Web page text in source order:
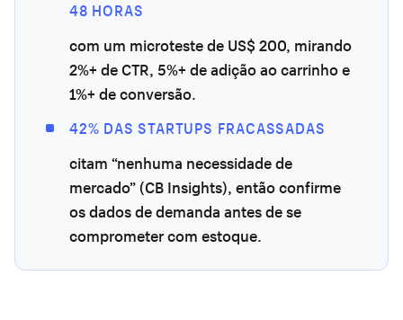
48 HORAS
com um microteste de US$ 200, mirando
2%+ de CTR, 5%+ de adição ao carrinho e
1%+ de conversão.
42% DAS STARTUPS FRACASSADAS
citam “nenhuma necessidade de
mercado” (CB Insights), então confirme
os dados de demanda antes de se
comprometer com estoque.